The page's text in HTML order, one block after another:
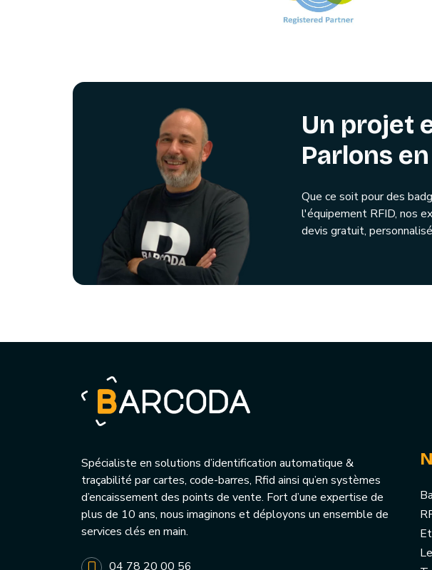
Un projet
Parlons
Que ce soit pour des
l'équipement RFID, nos
devis gratuit,
Spécialiste en solutions d’identification automatique &
traçabilité par cartes, code-barres, Rfid ainsi qu’en systèmes
d’encaissement des points de vente. Fort d’une expertise de
plus de 10 ans, nous imaginons et déployons un ensemble de
services clés en main.
04 78 20 00 56